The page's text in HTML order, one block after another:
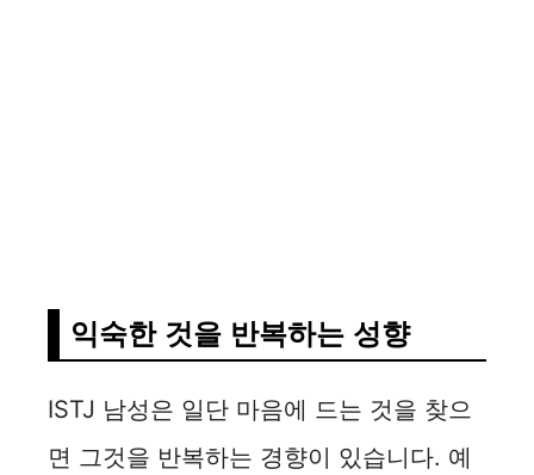
익숙한 것을 반복하는 성향
ISTJ 남성은 일단 마음에 드는 것을 찾으
면 그것을 반복하는 경향이 있습니다. 예